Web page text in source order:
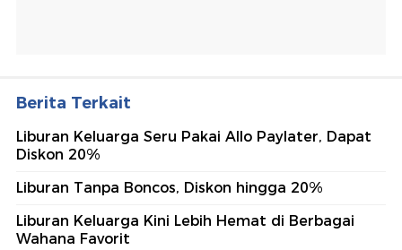
Berita Terkait
Liburan Keluarga Seru Pakai Allo Paylater, Dapat
Diskon 20%
Liburan Tanpa Boncos, Diskon hingga 20%
Liburan Keluarga Kini Lebih Hemat di Berbagai
Wahana Favorit